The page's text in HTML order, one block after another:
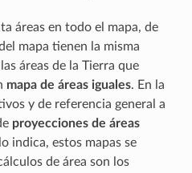
áreas en todo el mapa, de
mapa tienen la misma
áreas de la Tierra que
mapa de áreas iguales. En la
y de referencia general a
proyecciones de áreas
indica, estos mapas se
de área son los